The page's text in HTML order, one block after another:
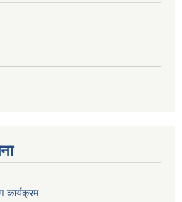
कार्यक्रम